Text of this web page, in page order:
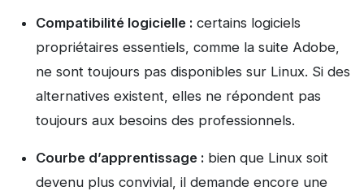
Compatibilité logicielle : certains logiciels
propriétaires essentiels, comme la suite Adobe,
ne sont toujours pas disponibles sur Linux. Si des
alternatives existent, elles ne répondent pas
toujours aux besoins des professionnels.
Courbe d’apprentissage : bien que Linux soit
devenu plus convivial, il demande encore une